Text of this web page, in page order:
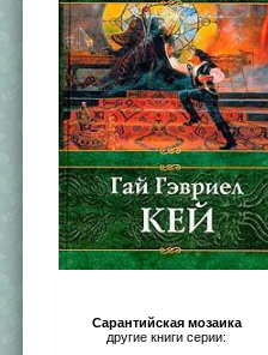
Сарантийская мозаика
другие книги серии: